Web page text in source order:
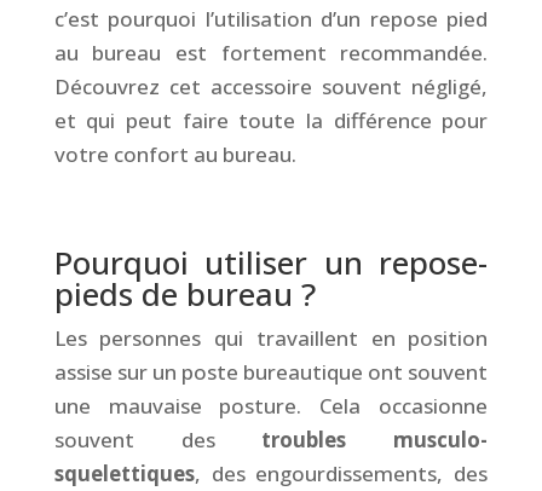
c’est pourquoi l’utilisation d’un repose pied
au bureau est fortement recommandée.
Découvrez cet accessoire souvent négligé,
et qui peut faire toute la différence pour
votre confort au bureau.
Pourquoi utiliser un repose-
pieds de bureau ?
Les personnes qui travaillent en position
assise sur un poste bureautique ont souvent
une mauvaise posture. Cela occasionne
souvent des troubles musculo-
squelettiques, des engourdissements, des